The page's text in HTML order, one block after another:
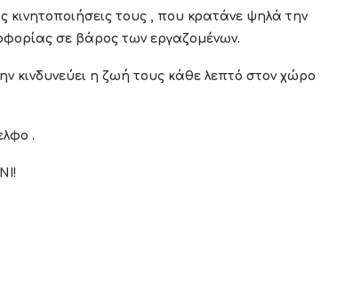
κινητοποιήσεις τους , που κρατάνε ψηλά την
σε βάρος των εργαζομένων.
κινδυνεύει η ζωή τους κάθε λεπτό στον χώρο
.